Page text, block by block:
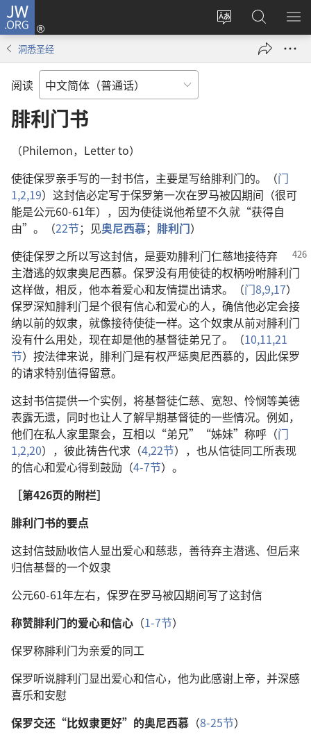
JW.ORG
更
登
录
（打
搜
索
JW.ORG
显
洞悉圣经
阅读
腓利门书
（Philemon，Letter to）
使徒保罗亲手写的一封书信，主要是写给腓利门的。（门
1,2,19）这封信必定写于保罗第一次在罗马被囚期间（很可
能是公元60-61年），因为使徒说他希望不久就“获得自
由”。（22节；见奥尼西慕； 腓利门）
使徒保罗之所以写这封信，是要劝腓利门仁慈地接待弃
主潜逃的奴隶奥尼西慕。保罗没有用使徒的权柄吩咐腓利门
这样做，相反，他本着爱心和友情提出请求。（门8,9,17）
保罗深知腓利门是个很有信心和爱心的人，确信他必定会接
纳以前的奴隶，就像接待使徒一样。这个奴隶从前对腓利门
没有什么用处，现在却是他的基督徒弟兄了。（10,11,21
节）按法律来说，腓利门是有权严惩奥尼西慕的，因此保罗
的请求特别值得留意。
这封书信提供一个实例，将基督徒仁慈、宽恕、怜悯等美德
表露无遗，同时也让人了解早期基督徒的一些情况。例如，
他们在私人家里聚会，互相以“弟兄”“姊妹”称呼（门
1,2,20），彼此祷告代求（4,22节），也从信徒同工所表现
的信心和爱心得到鼓励（4-7节）。
［第426页的附栏］
腓利门书的要点
这封信鼓励收信人显出爱心和慈悲，善待弃主潜逃、但后来
归信基督的一个奴隶
公元60-61年左右，保罗在罗马被囚期间写了这封信
称赞腓利门的爱心和信心 （1-7节）
保罗称腓利门为亲爱的同工
保罗听说腓利门显出爱心和信心，他为此感谢上帝，并深感
喜乐和安慰
保罗交还“比奴隶更好”的奥尼西慕 （8-25节）